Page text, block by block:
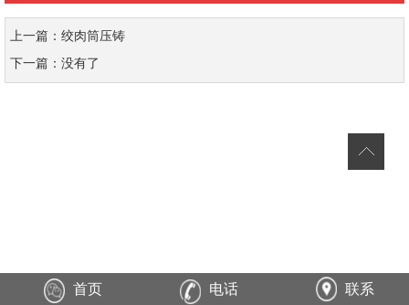
上一篇：绞肉筒压铸
下一篇：没有了
首页 电话 联系